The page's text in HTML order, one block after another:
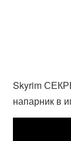
Skyrim
напарник в